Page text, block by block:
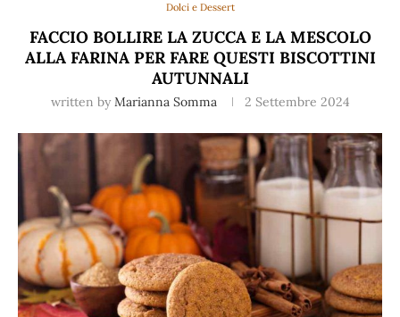
Dolci e Dessert
FACCIO BOLLIRE LA ZUCCA E LA MESCOLO
ALLA FARINA PER FARE QUESTI BISCOTTINI
AUTUNNALI
written by Marianna Somma 2 Settembre 2024